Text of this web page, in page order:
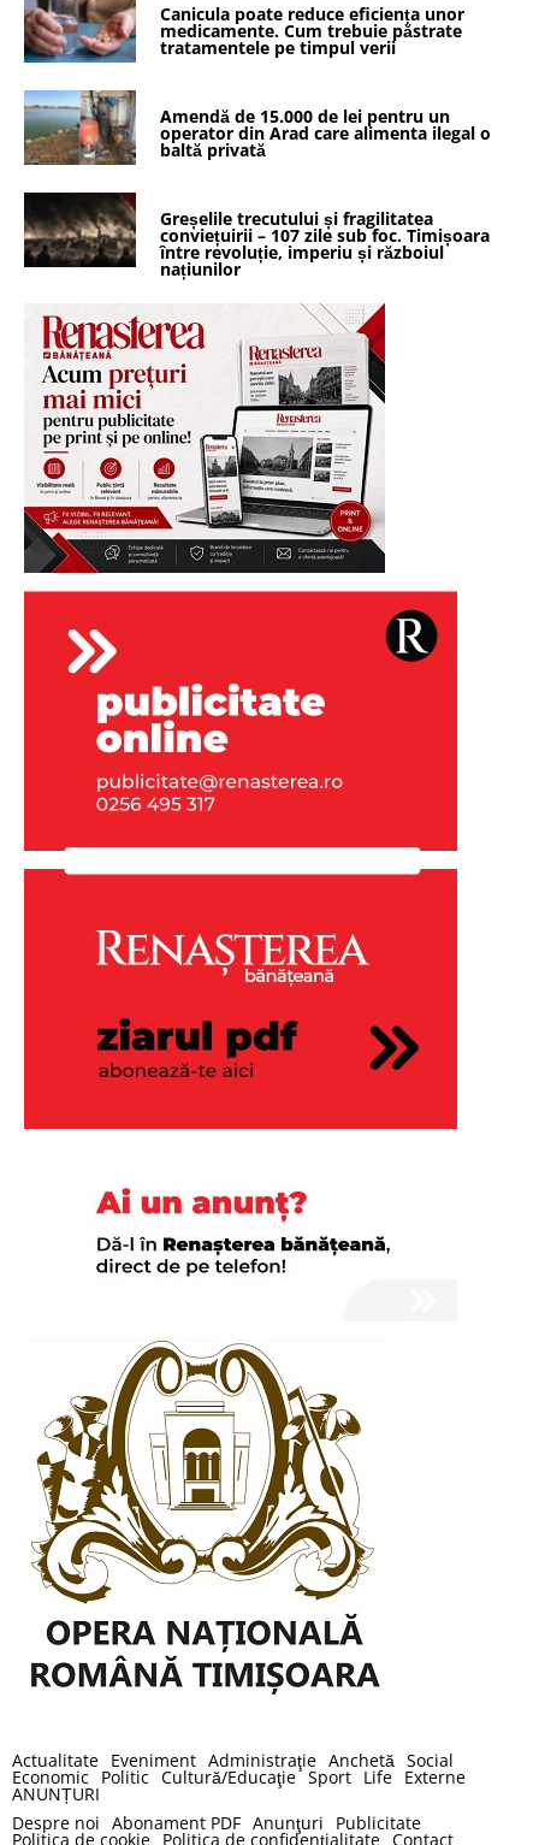
Canicula poate reduce eficiența unor
medicamente. Cum trebuie păstrate
tratamentele pe timpul verii
Amendă de 15.000 de lei pentru un
operator din Arad care alimenta ilegal o
baltă privată
Greșelile trecutului și fragilitatea
conviețuirii – 107 zile sub foc. Timișoara
între revoluție, imperiu și războiul
națiunilor
Actualitate Eveniment Administraţie Anchetă Social
Economic Politic Cultură/Educaţie Sport Life Externe
ANUNȚURI
Despre noi Abonament PDF Anunţuri Publicitate
Politica de cookie Politica de confidenţialitate Contact